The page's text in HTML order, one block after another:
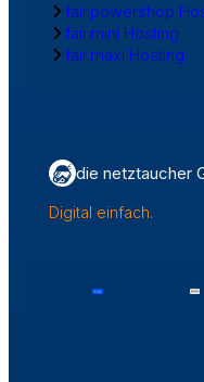
fair.powershop
fair.mini Hosting
fair.maxi Hosting
die netztaucher
Digital einfach.